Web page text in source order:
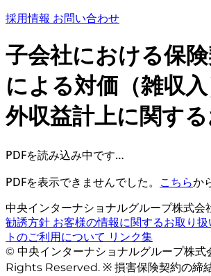
採用情報 お問い合わせ
子会社における保
による対価（雑収
外収益計上に関す
PDFを読み込み中です…
PDFを表示できませんでした。 こちらか
中央インターナショナルグループ株式会
勧誘方針 お客様の情報に関するお取り扱
トのご利用について リンク集
© 中央インターナショナルグループ株式
Rights Reserved. ※ 損害保険契約の締